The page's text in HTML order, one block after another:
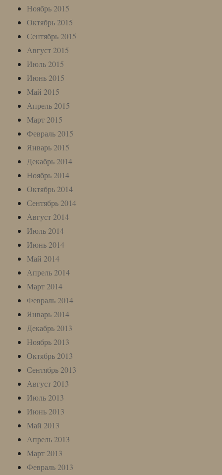
Ноябрь 2015
Октябрь 2015
Сентябрь 2015
Август 2015
Июль 2015
Июнь 2015
Май 2015
Апрель 2015
Март 2015
Февраль 2015
Январь 2015
Декабрь 2014
Ноябрь 2014
Октябрь 2014
Сентябрь 2014
Август 2014
Июль 2014
Июнь 2014
Май 2014
Апрель 2014
Март 2014
Февраль 2014
Январь 2014
Декабрь 2013
Ноябрь 2013
Октябрь 2013
Сентябрь 2013
Август 2013
Июль 2013
Июнь 2013
Май 2013
Апрель 2013
Март 2013
Февраль 2013